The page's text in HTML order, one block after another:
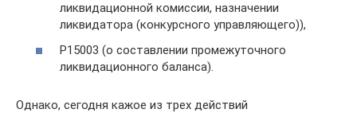
ликвидационной комиссии, назначении
ликвидатора (конкурсного управляющего)),
Р15003 (о составлении промежуточного
ликвидационного баланса).
Однако, сегодня кажое из трех действий